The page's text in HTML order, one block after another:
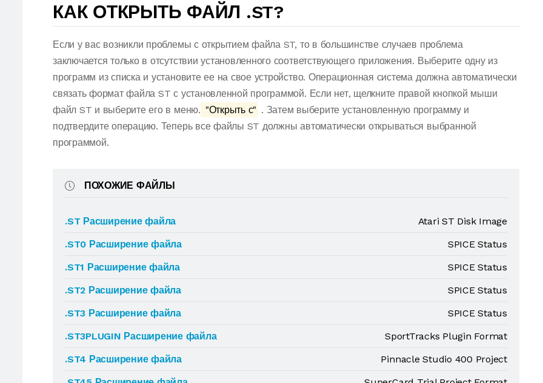
КАК ОТКРЫТЬ ФАЙЛ .ST?
Если у вас возникли проблемы с открытием файла ST, то в большинстве случаев проблема
заключается только в отсутствии установленного соответствующего приложения. Выберите одну из
программ из списка и установите ее на свое устройство. Операционная система должна автоматически
связать формат файла ST с установленной программой. Если нет, щелкните правой кнопкой мыши
файл ST и выберите его в меню. "Открыть с" . Затем выберите установленную программу и
подтвердите операцию. Теперь все файлы ST должны автоматически открываться выбранной
программой.
ПОХОЖИЕ ФАЙЛЫ
.ST Расширение файла
Atari ST Disk Image
.ST0 Расширение файла
SPICE Status
.ST1 Расширение файла
SPICE Status
.ST2 Расширение файла
SPICE Status
.ST3 Расширение файла
SPICE Status
.ST3PLUGIN Расширение файла
SportTracks Plugin Format
.ST4 Расширение файла
Pinnacle Studio 400 Project